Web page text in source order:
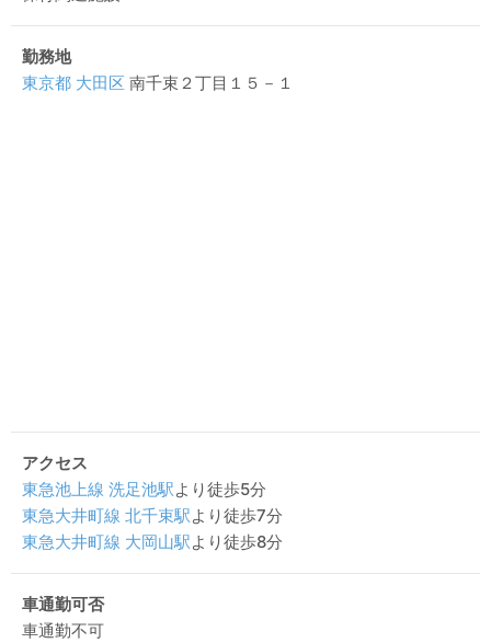
勤務地
東京都 大田区 南千束２丁目１５－１
アクセス
東急池上線 洗足池駅より徒歩5分
東急大井町線 北千束駅より徒歩7分
東急大井町線 大岡山駅より徒歩8分
車通勤可否
車通勤不可